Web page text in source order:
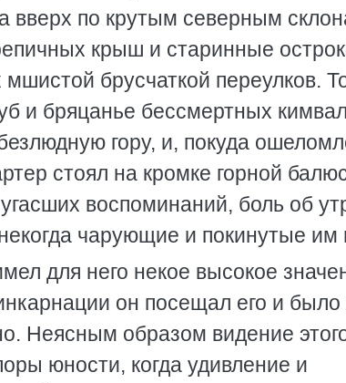
по крутым северным
крыш и старинные
брусчаткой переулков.
и бряцанье бессмертных
гору, и, покуда
стоял на кромке горной
воспоминаний, боль об
чарующие и покинутые им
для него некое высокое
он посещал его и было
Неясным образом видение
юности, когда удивление и